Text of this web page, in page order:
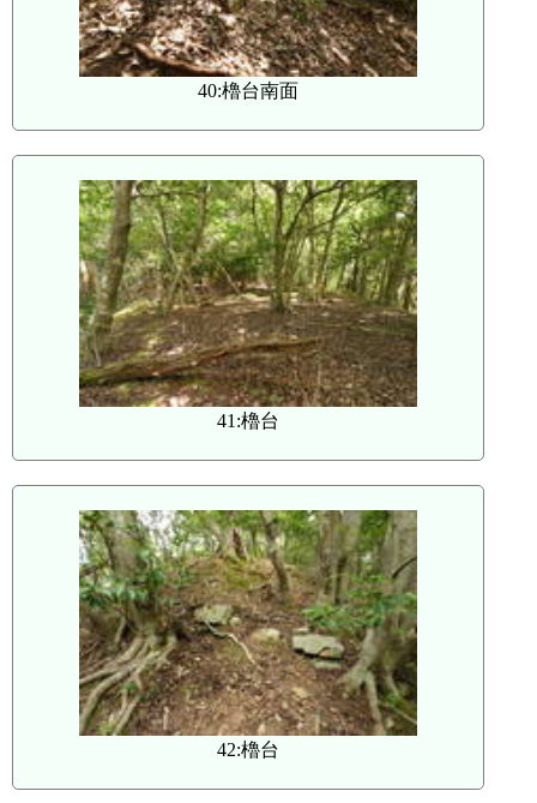
40:櫓台南面
41:櫓台
42:櫓台